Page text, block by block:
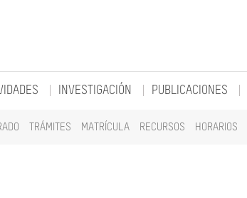
TRÁMITES MATRÍCULA RECURSOS HORARIOS
INVESTIGACIÓN PUBLICACIONES